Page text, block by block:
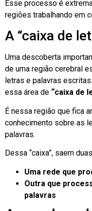
Esse processo é
regiões trabalhando em
A “caixa de
Uma descoberta
de uma região cerebral
letras e palavras
essa área de “caixa de
É nessa região que fica
conhecimento sobre as
palavras.
Dessa “caixa”, saem
Uma rede que
Outra que
palavras